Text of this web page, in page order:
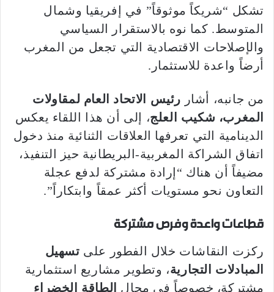
تشكل “شريكاً موثوقاً” في إفريقيا وشمال
المتوسط. كما نوه بالاستقرار السياسي
والإصلاحات الاقتصادية التي تجعل من المغرب
أرضاً واعدة للاستثمار.
من جانبه، أشار رئيس الاتحاد العام لمقاولات
المغرب، شكيب العلج، إلى أن هذا اللقاء يعكس
الدينامية التي تعرفها العلاقات الثنائية منذ دخول
اتفاق الشراكة المغربية-البريطانية حيز التنفيذ،
مضيفاً أن هناك “إرادة مشتركة لدفع عجلة
التعاون نحو مستويات أكثر عمقاً وابتكاراً”.
قطاعات واعدة وفرص مشتركة
ركزت النقاشات خلال الفطور على تسهيل
المبادلات التجارية، وتطوير مشاريع استثمارية
مشتركة، خصوصاً في مجال
الطاقة الخضراء